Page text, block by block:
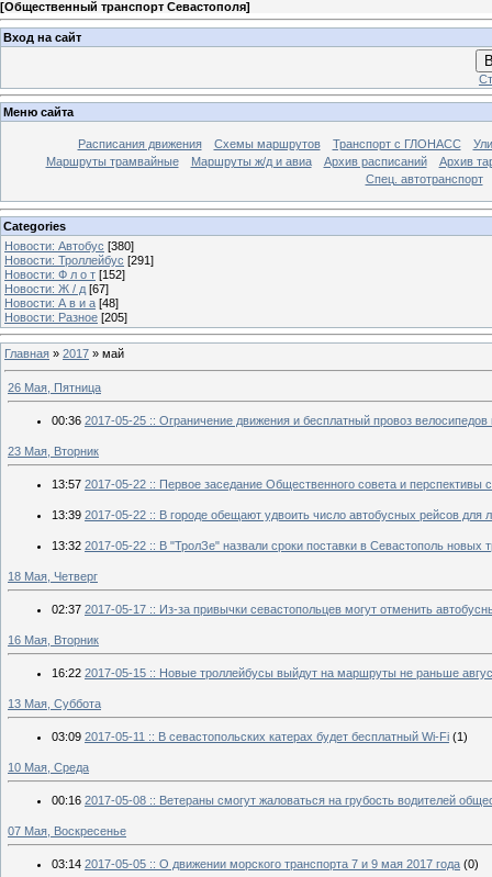
[Общественный транспорт Севастополя]
Вход на сайт
Меню сайта
Расписания движения Схемы маршрутов Транспорт с ГЛОНАСС
Маршруты трамвайные
Маршруты ж/д и авиа Архив расписаний
Архив
Спец. автотранспорт
Categories
Новости: Автобус [380]
Новости: Троллейбус [291]
Новости: Ф л о т [152]
Новости: Ж / д [67]
Новости: А в и а [48]
Новости: Разное [205]
Главная » 2017 » май
26 Мая, Пятница
00:36 2017-05-25 :: Ограничение движения и бесплатный провоз
23 Мая, Вторник
13:57 2017-05-22 :: Первое заседание Общественного совета и перспективы
13:39 2017-05-22 :: В городе обещают удвоить число автобусных рейсов для
13:32 2017-05-22 :: В "ТролЗе" назвали сроки поставки в Севастополь новых
18 Мая, Четверг
02:37 2017-05-17 :: Из-за привычки севастопольцев могут отменить
16 Мая, Вторник
16:22 2017-05-15 :: Новые троллейбусы выйдут на маршруты не раньше
13 Мая, Суббота
03:09 2017-05-11 :: В севастопольских катерах будет бесплатный Wi-Fi (1)
10 Мая, Среда
00:16 2017-05-08 :: Ветераны смогут жаловаться на грубость водителей
07 Мая, Воскресенье
03:14 2017-05-05 :: О движении морского транспорта 7 и 9 мая 2017 года (0)